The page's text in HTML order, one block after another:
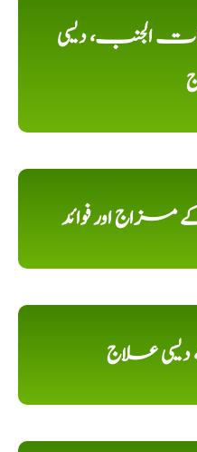
ذات الجنب، دیسی
اور فوائد
دیسی علاج